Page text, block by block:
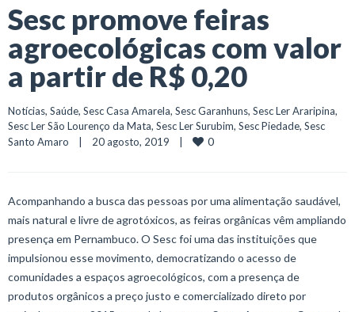
Sesc promove feiras
agroecológicas com valor
a partir de R$ 0,20
Notícias, Saúde, Sesc Casa Amarela, Sesc Garanhuns, Sesc Ler Araripina
Sesc Ler São Lourenço da Mata, Sesc Ler Surubim, Sesc Piedade, Sesc
Santo Amaro
    |    20 agosto, 2019    |
0
Acompanhando a busca das pessoas por uma alimentação saudável,
mais natural e livre de agrotóxicos, as feiras orgânicas vêm ampliando
presença em Pernambuco. O Sesc foi uma das instituições que
impulsionou esse movimento, democratizando o acesso de
comunidades a espaços agroecológicos, com a presença de
produtos orgânicos a preço justo e comercializado direto por